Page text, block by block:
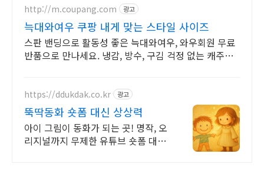
http://m.coupang.com 광고
늑대와여우 쿠팡 내게 맞는 스타일 사이즈
스판 밴딩으로 활동성 좋은 늑대와여우, 와우회원 무료
반품으로 만나세요. 냉감, 방수, 구김 걱정 없는 캐주얼
https://ddukdak.co.kr 광고
뚝딱동화 숏폼 대신 상상력
아이 그림이 동화가 되는 곳! 명작, 오
리지널까지 무제한 유튜브 숏폼 대신